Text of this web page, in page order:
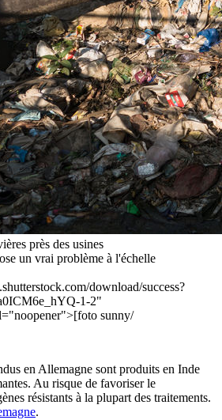
près des usines
un vrai problème à l'échelle
download/success?
1-2"
sunny/
en Allemagne sont produits en Inde
Au risque de favoriser le
résistants à la plupart des traitements.
.